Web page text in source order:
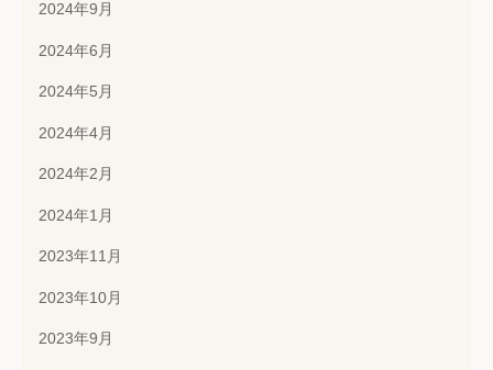
2024年9月
2024年6月
2024年5月
2024年4月
2024年2月
2024年1月
2023年11月
2023年10月
2023年9月